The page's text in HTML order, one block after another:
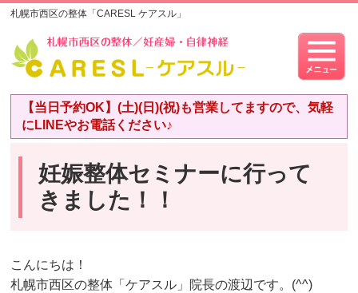
札幌市西区の整体「CARESL ケアスル」
【当日予約OK】(土)(日)(祝)も営業してますので、気軽
にLINEやお電話ください♪
妊娠整体セミナーに行って
きました！！
こんにちは！
札幌市西区の整体「ケアスル」院長の渡辺です。(^^)